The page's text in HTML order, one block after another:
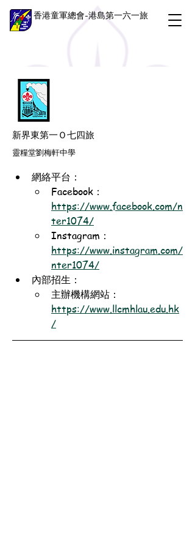
香港童軍總會-港島第一六一旅
新界東第一Ｏ七四旅
靈糧堂劉梅軒中學
網絡平台：
Facebook：
https://www.facebook.com/n
ter1074/
Instagram：
https://www.instagram.com/
nter1074/
內部招生：
主辦機構網站：
https://www.llcmhlau.edu.hk
/